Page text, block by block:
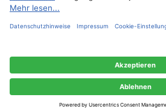
* Alle Preise inkl. gesetzl. Mehrwertsteuer
Nachnahmegebühren, wenn nicht
können.Mehr
Nur technisch notwendige